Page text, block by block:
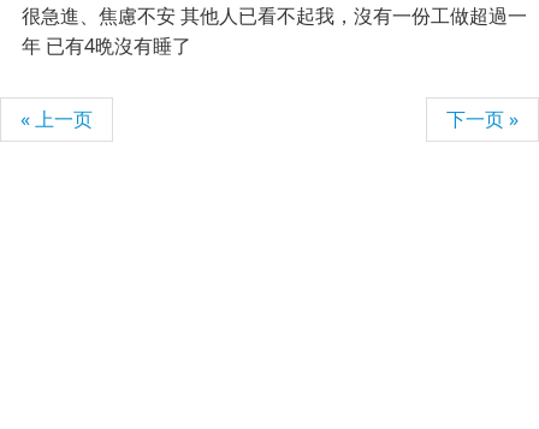
很急進、焦慮不安 其他人已看不起我，沒有一份工做超過一
年 已有4晩沒有睡了
« 上一页 下一页 »